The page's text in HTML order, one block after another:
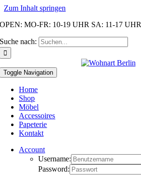
Zum Inhalt springen
OPEN: MO-FR: 10-19 UHR SA: 11-17 UHR
Suche nach:
Toggle Navigation
Home
Shop
Möbel
Accessoires
Papeterie
Kontakt
Account
Username:
Password: